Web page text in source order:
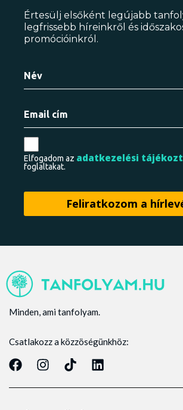
Értesülj elsőként legújabb
legfrissebb híreinkről és
promócióinkról.
Elfogadom az adatkezelési
foglaltakat.
Minden, ami tanfolyam.
Csatlakozz a közzöségünkhöz: